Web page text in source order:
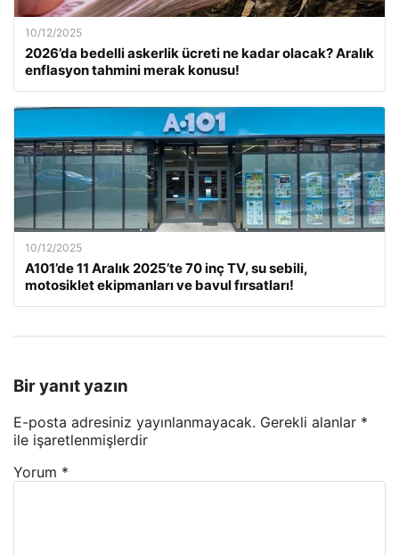
10/12/2025
2026’da bedelli askerlik ücreti ne kadar olacak? Aralık
enflasyon tahmini merak konusu!
10/12/2025
A101’de 11 Aralık 2025’te 70 inç TV, su sebili,
motosiklet ekipmanları ve bavul fırsatları!
Bir yanıt yazın
E-posta adresiniz yayınlanmayacak. Gerekli alanlar *
ile işaretlenmişlerdir
Yorum *